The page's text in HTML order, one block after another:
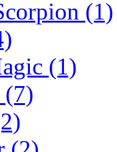
(1)
(1)
(7)